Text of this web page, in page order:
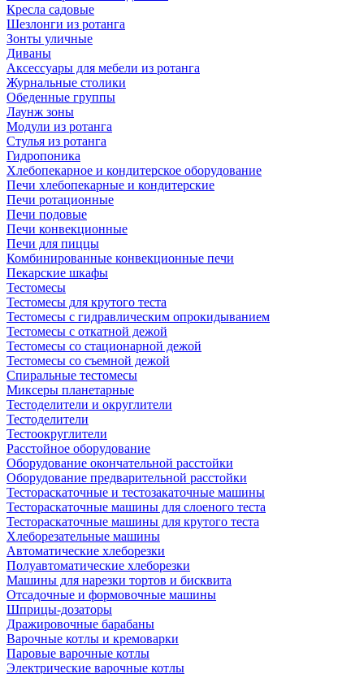
Кресла садовые
Шезлонги из ротанга
Зонты уличные
Диваны
Аксессуары для мебели из ротанга
Журнальные столики
Обеденные группы
Лаунж зоны
Модули из ротанга
Стулья из ротанга
Гидропоника
Хлебопекарное и кондитерское оборудование
Печи хлебопекарные и кондитерские
Печи ротационные
Печи подовые
Печи конвекционные
Печи для пиццы
Комбинированные конвекционные печи
Пекарские шкафы
Тестомесы
Тестомесы для крутого теста
Тестомесы с гидравлическим опрокидыванием
Тестомесы с откатной дежой
Тестомесы со стационарной дежой
Тестомесы со съемной дежой
Спиральные тестомесы
Миксеры планетарные
Тестоделители и округлители
Тестоделители
Тестоокруглители
Расстойное оборудование
Оборудование окончательной расстойки
Оборудование предварительной расстойки
Тестораскаточные и тестозакаточные машины
Тестораскаточные машины для слоеного теста
Тестораскаточные машины для крутого теста
Хлеборезательные машины
Автоматические хлеборезки
Полуавтоматические хлеборезки
Машины для нарезки тортов и бисквита
Отсадочные и формовочные машины
Шприцы-дозаторы
Дражировочные барабаны
Варочные котлы и кремоварки
Паровые варочные котлы
Электрические варочные котлы